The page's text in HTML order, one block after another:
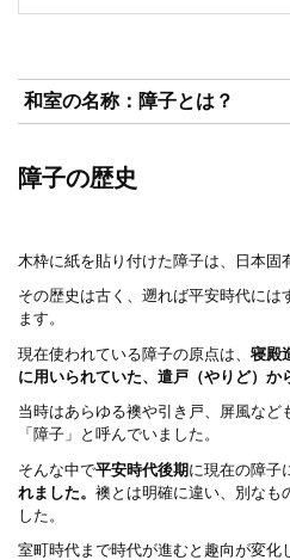
和室の名称：障子とは？
障子の歴史
木枠に紙を貼り付けた障子は、日本固
その歴史は古く、遡れば平安時代に
ます。
現在使われている障子の原点は、 寝殿
に用いられていた、遣戸（やりど）か
当時はあらゆる襖や引き戸、屏風など
「障子」と呼んでいました。
そんな中で平安時代後期に現在の障子
れました。 襖とは明確に違い、別なも
した。
室町時代まで時代が進むと趣向が変化